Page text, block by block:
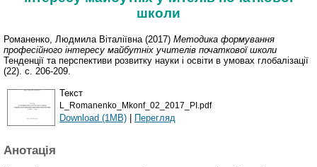
школи
Романенко, Людмила Віталіївна (2017) Методика формування
професійного інтересу майбутніх учителів початкової школи
Тенденції та перспективи розвитку науки і освіти в умовах глобалізації
(22). с. 206-209.
Текст
L_Romanenko_Mkonf_02_2017_PI.pdf
Download (1MB) | Перегляд
Анотація